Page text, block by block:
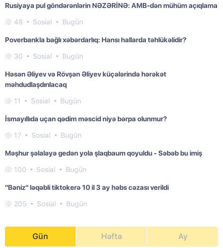
Rusiyaya pul göndərənlərin NƏZƏRİNƏ: AMB-dən mühüm açıqlama
48 Sosial Bugün
Poverbankla bağlı xəbərdarlıq: Hansı hallarda təhlükəlidir?
30 Sosial Bugün
Həsən Əliyev və Rövşən Əliyev küçələrində hərəkət
məhdudlaşdırılacaq
11 Sosial Bugün
İsmayıllıda uçan qədim məscid niyə bərpa olunmur?
17 Sosial Bugün
Məşhur şəlaləyə gedən yola şlaqbaum qoyuldu - Səbəb bu imiş
100 Sosial Bugün
"Bəniz" ləqəbli tiktokerə 10 il 3 ay həbs cəzası verildi
205 Sosial Bugün
Gün Həftə Ay